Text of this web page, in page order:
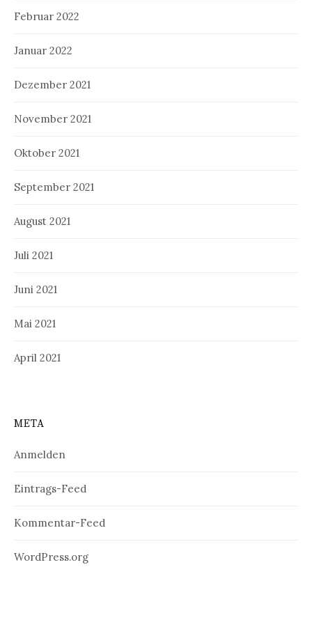
Februar 2022
Januar 2022
Dezember 2021
November 2021
Oktober 2021
September 2021
August 2021
Juli 2021
Juni 2021
Mai 2021
April 2021
META
Anmelden
Eintrags-Feed
Kommentar-Feed
WordPress.org